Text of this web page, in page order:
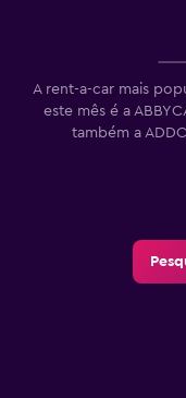
A rent-a-car mais
este mês é a
também a